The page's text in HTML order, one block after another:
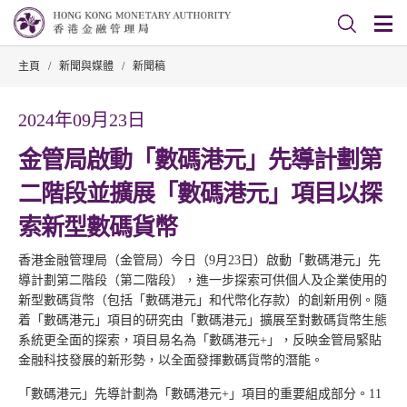
主頁 / 新聞與媒體 / 新聞稿
2024年09月23日
金管局啟動「數碼港元」先導計劃第
二階段並擴展「數碼港元」項目以探
索新型數碼貨幣
香港金融管理局（金管局）今日（9月23日）啟動「數碼港元」先
導計劃第二階段（第二階段），進一步探索可供個人及企業使用的
新型數碼貨幣（包括「數碼港元」和代幣化存款）的創新用例。隨
着「數碼港元」項目的研究由「數碼港元」擴展至對數碼貨幣生態
系統更全面的探索，項目易名為「數碼港元+」，反映金管局緊貼
金融科技發展的新形勢，以全面發揮數碼貨幣的潛能。
「數碼港元」先導計劃為「數碼港元+」項目的重要組成部分。11